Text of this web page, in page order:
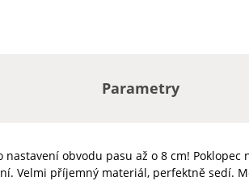
Parametry
obvodu pasu až o 8 cm!
Velmi příjemný materiál, perfektně sedí.